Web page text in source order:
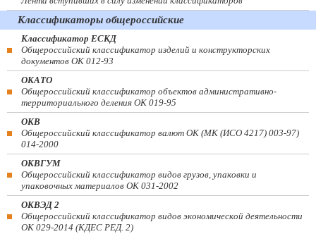
Классификаторы общероссийские
Классификатор ЕСКД
Общероссийский классификатор изделий и конструкторских
документов ОК 012-93
ОКАТО
Общероссийский классификатор объектов административно-
территориального деления ОК 019-95
ОКВ
Общероссийский классификатор валют ОК (МК (ИСО 4217) 003-97)
014-2000
ОКВГУМ
Общероссийский классификатор видов грузов, упаковки и
упаковочных материалов ОК 031-2002
ОКВЭД 2
Общероссийский классификатор видов экономической деятельности
ОК 029-2014 (КДЕС РЕД. 2)